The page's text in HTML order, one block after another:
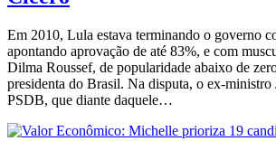
Em 2010, Lula estava terminando o governo
apontando aprovação de até 83%, e com
Dilma Roussef, de popularidade abaixo de
presidenta do Brasil. Na disputa, o ex-ministro
PSDB, que diante daquele…